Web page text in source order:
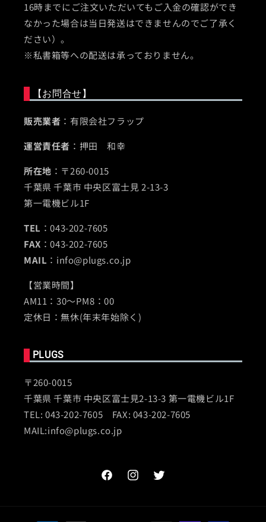
16時までにご注文いただいてもご入金の確認ができ
なかった場合は当日発送はできませんのでご了承く
ださい）。
※私書箱等への配送は承っておりません。
【お問合せ】
販売業者 ：有限会社フラップ
運営責任者 ：押田 和幸
所在地 ：〒260-0015
千葉県 千葉市 中央区富士見 2-13-3
第一電機ビル1F
TEL ：043-202-7605
FAX ：043-202-7605
MAIL ：info@plugs.co.jp
【営業時間】
AM11：30～PM8：00
定休日：無休(年末年始除く)
PLUGS
〒260-0015
千葉県 千葉市 中央区富士見2-13-3 第一電機ビル1F
TEL: 043-202-7605 FAX: 043-202-7605
MAIL:info@plugs.co.jp
FacebookInstagramTwitter